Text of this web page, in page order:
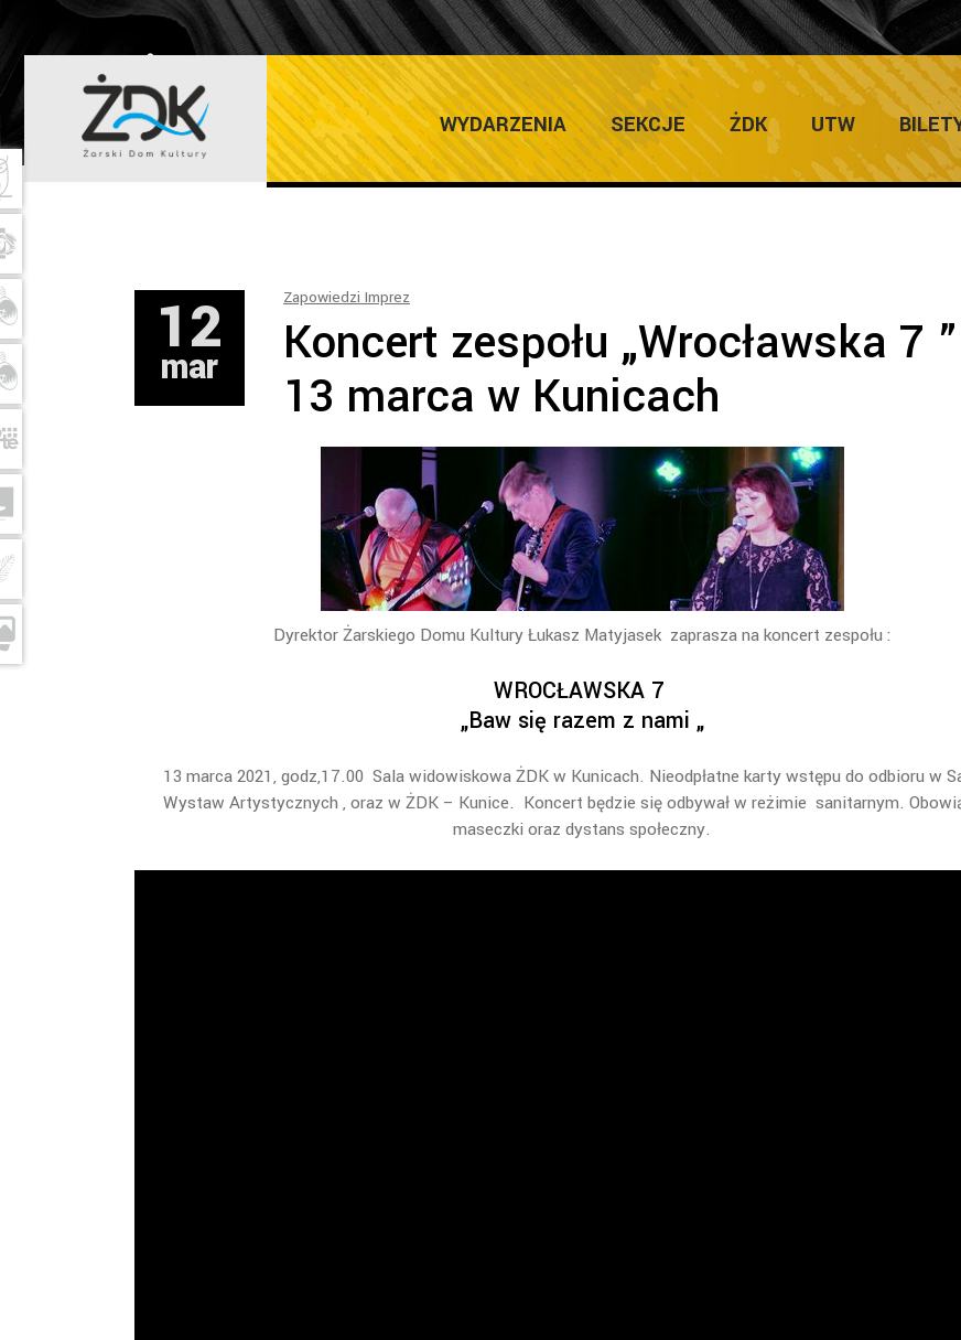
WYDARZENIA SEKCJE ŻDK UTW
ŻARSKI DOM KULTURY Home /Zapowiedzi Imprez/
12
mar
Zapowiedzi Imprez
Koncert zespołu „Wrocławska 7
13 marca w Kunicach
Dyrektor Żarskiego Domu Kultury Łukasz Matyjasek zaprasza na koncert zespołu :
WROCŁAWSKA 7
„Baw się razem z nami „
13 marca 2021, godz,17.00 Sala widowiskowa ŻDK w Kunicach. Nieodpłatne karty wstępu do odbioru w
Wystaw Artystycznych , oraz w ŻDK – Kunice. Koncert będzie się odbywał w reżimie sanitarnym.
maseczki oraz dystans społeczny.